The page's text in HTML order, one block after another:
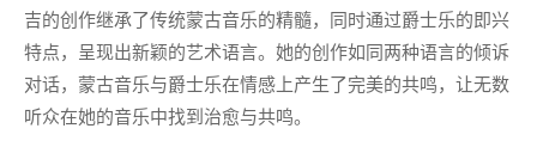
吉的创作继承了传统蒙古音乐的精髓，同时通过爵士乐的即兴
特点，呈现出新颖的艺术语言。她的创作如同两种语言的倾诉
对话，蒙古音乐与爵士乐在情感上产生了完美的共鸣，让无数
听众在她的音乐中找到治愈与共鸣。